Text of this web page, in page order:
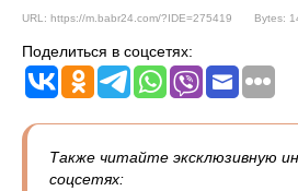
URL: https://m.babr24.com/?IDE=275419 Bytes:
Поделиться в соцсетях:
Также читайте эксклюзивную
соцсетях: